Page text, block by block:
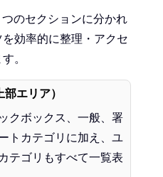
のセクションに分かれ
効率的に整理・アクセ
。
エリア）
クボックス、一般、署
トカテゴリに加え、ユ
テゴリもすべて一覧表